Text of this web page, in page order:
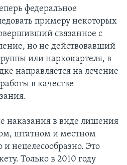
федеральное
примеру некоторых
связанное с
но не действовавший
или наркокартеля, в
направляется на лечение
в качестве
наказания в виде лишения
штатном и местном
нецелесообразно. Это
Только в 2010 году